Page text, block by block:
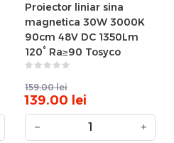
Proiector liniar sina
magnetica 30W 3000K
90cm 48V DC 1350Lm
120° Ra≥90 Tosyco
159.00 lei
139.00 lei
− +